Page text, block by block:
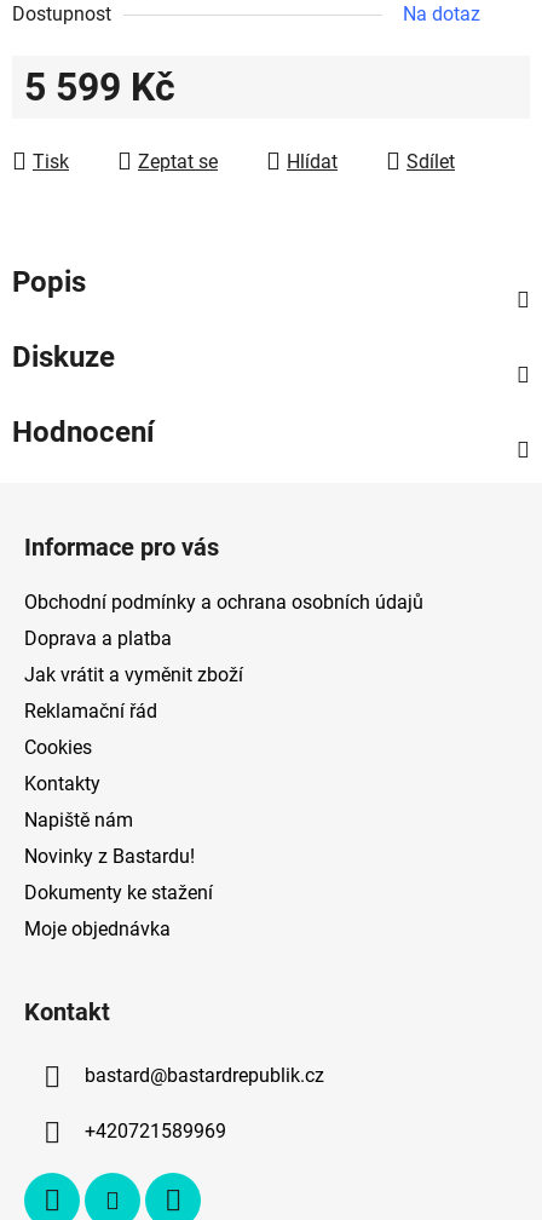
Dostupnost
Na dotaz
5 599 Kč
Tisk
Zeptat se Hlídat Sdílet
Popis
Diskuze
Hodnocení
Informace pro vás
Obchodní podmínky a ochrana osobních údajů
Doprava a platba
Jak vrátit a vyměnit zboží
Reklamační řád
Cookies
Kontakty
Napiště nám
Novinky z Bastardu!
Dokumenty ke stažení
Moje objednávka
Kontakt
bastard@bastardrepublik.cz
+420721589969